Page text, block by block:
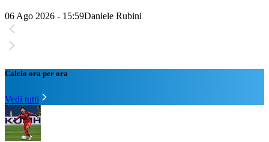
06 Ago 2026 - 15:59Daniele Rubini
Calcio ora per ora
Vedi tutti